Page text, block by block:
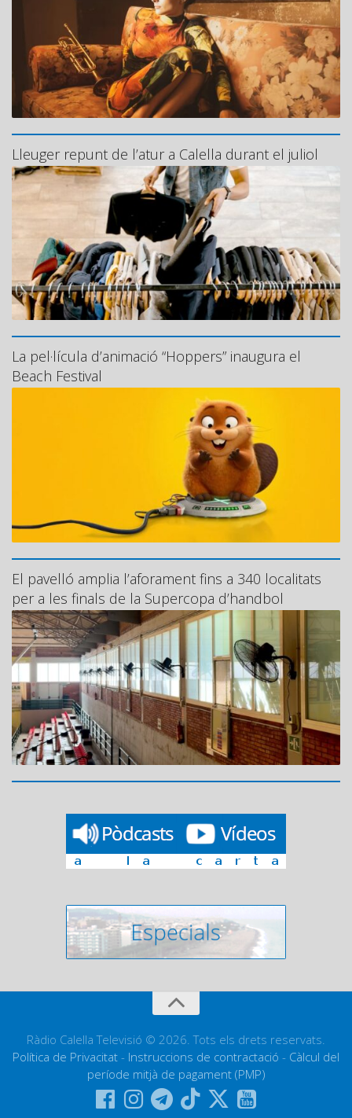
Lleuger repunt de l’atur a Calella durant el juliol
La pel·lícula d’animació “Hoppers” inaugura el
Beach Festival
El pavelló amplia l’aforament fins a 340 localitats
per a les finals de la Supercopa d’handbol
Ràdio Calella Televisió © 2026. Tots els drets reservats.
Política de Privacitat - Instruccions de contractació - Càlcul del
període mitjà de pagament (PMP)